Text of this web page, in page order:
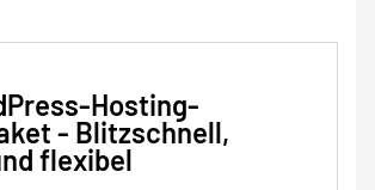
Hosting-
- Blitzschnell,
flexibel